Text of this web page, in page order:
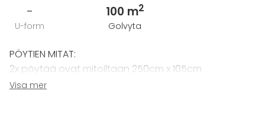
-
U-form
100 m2
Golvyta
PÖYTIEN MITAT:
2x pöytää ovat mitoiltaan 250cm x 105cm
1x pöytä on mitoiltaan 200cm x 105cm
Visa mer